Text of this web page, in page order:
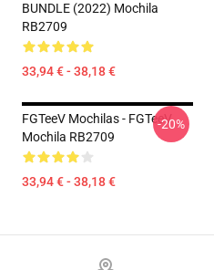
BUNDLE (2022) Mochila
RB2709
33,94 € - 38,18 €
FGTeeV Mochilas - FGTeeV
Mochila RB2709
33,94 € - 38,18 €
-20%